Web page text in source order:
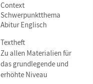
Context
Schwerpunktthema
Abitur Englisch
Textheft
Zu allen Materialien für
das grundlegende und
erhöhte Niveau